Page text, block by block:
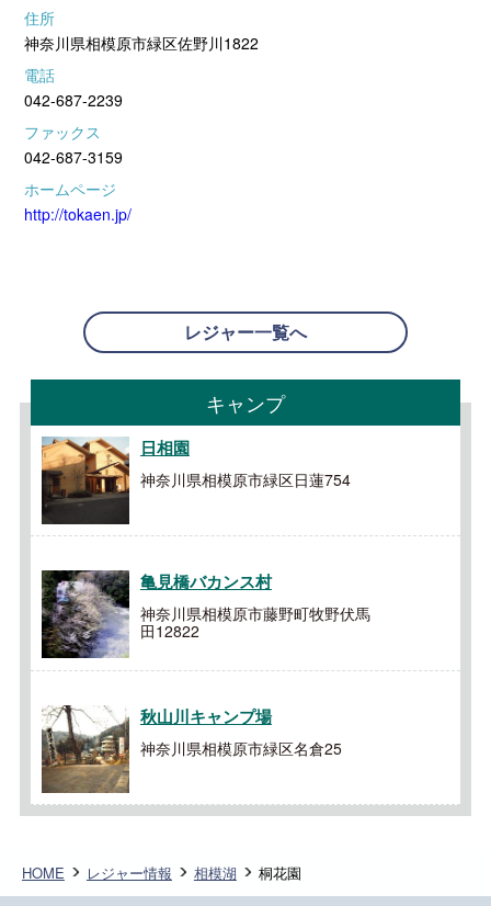
住所
神奈川県相模原市緑区佐野川1822
電話
042-687-2239
ファックス
042-687-3159
ホームページ
http://tokaen.jp/
レジャー一覧へ
キャンプ
日相園
神奈川県相模原市緑区日蓮754
亀見橋バカンス村
神奈川県相模原市藤野町牧野伏馬
田12822
秋山川キャンプ場
神奈川県相模原市緑区名倉25
HOME レジャー情報 相模湖 桐花園